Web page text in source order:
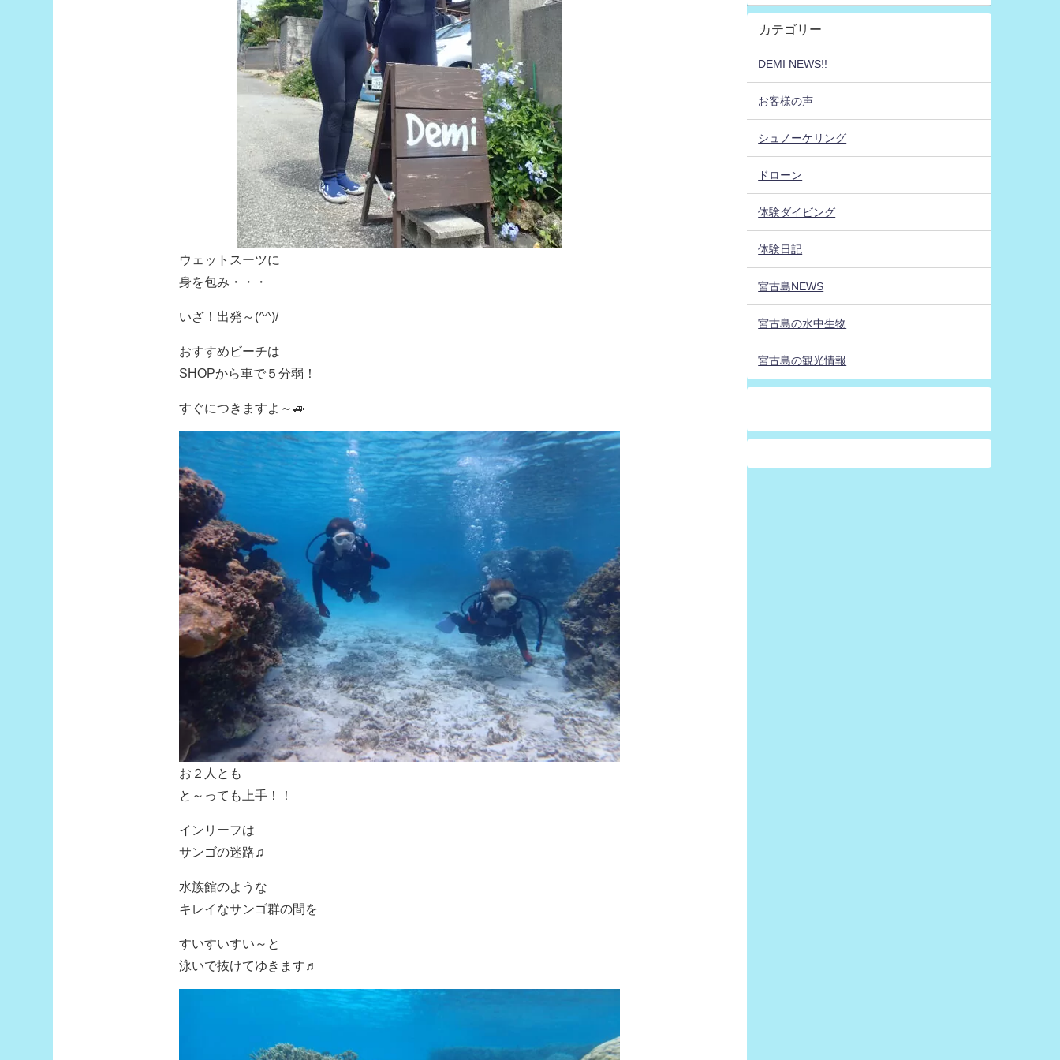
ウェットスーツに
身を包み・・・
いざ！出発～(^^)/
おすすめビーチは
SHOPから車で５分弱！
すぐにつきますよ～🚙
お２人とも
と～っても上手！！
インリーフは
サンゴの迷路♫
水族館のような
キレイなサンゴ群の間を
すいすいすい～と
泳いで抜けてゆきます♬
カテゴリー
DEMI NEWS!!
お客様の声
シュノーケリング
ドローン
体験ダイビング
体験日記
宮古島NEWS
宮古島の水中生物
宮古島の観光情報